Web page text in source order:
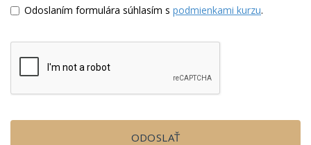
Odoslaním formulára súhlasím s podmienkami kurzu.
ODOSLAŤ